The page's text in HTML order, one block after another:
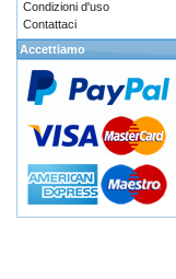
Condizioni d'uso
Contattaci
Accettiamo